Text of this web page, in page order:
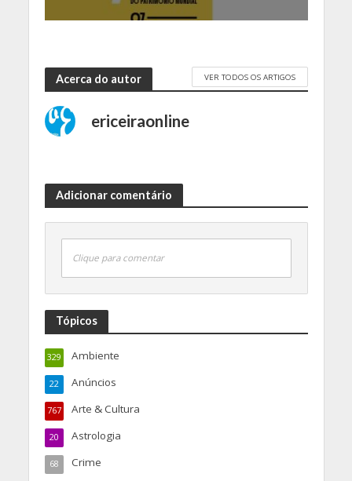
Acerca do autor VER TODOS OS ARTIGOS
ericeiraonline
Adicionar comentário
Clique para comentar
Tópicos
Ambiente
329
Anúncios
22
Arte & Cultura
767
Astrologia
20
Crime
68